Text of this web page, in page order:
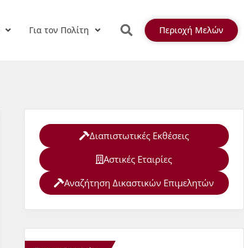
Για τον Πολίτη Περιοχή Μελών
Διαπιστωτικές Εκθέσεις
Αστικές Εταιρίες
Αναζήτηση Δικαστικών Επιμελητών